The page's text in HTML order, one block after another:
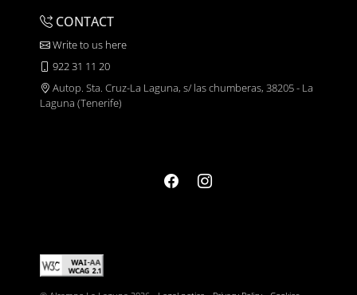
CONTACT
Write to us here
922 31 11 20
Autop. Sta. Cruz-La Laguna, s/ las chumberas, 38205 - La
Laguna (Tenerife)